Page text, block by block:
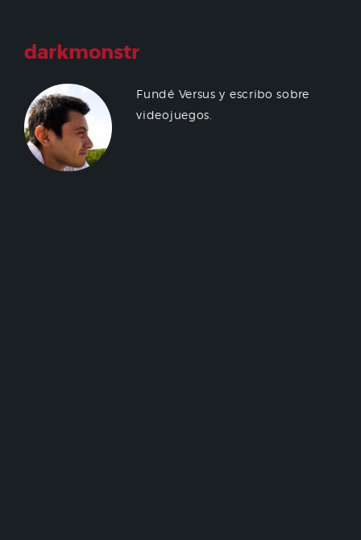
darkmonstr
Fundé Versus y escribo sobre
videojuegos.